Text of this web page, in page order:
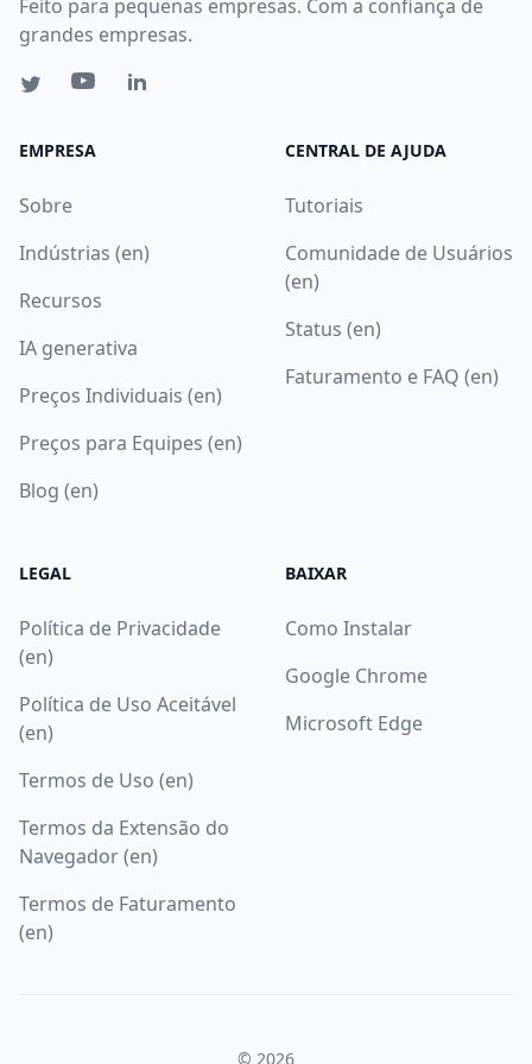
Feito para pequenas empresas. Com a confiança de
grandes empresas.
EMPRESA
Sobre
Indústrias (en)
Recursos
IA generativa
Preços Individuais (en)
Preços para Equipes (en)
Blog (en)
CENTRAL DE AJUDA
Tutoriais
Comunidade de Usuários
(en)
Status (en)
Faturamento e FAQ (en)
LEGAL
Política de Privacidade
(en)
Política de Uso Aceitável
(en)
Termos de Uso (en)
Termos da Extensão do
Navegador (en)
Termos de Faturamento
(en)
BAIXAR
Como Instalar
Google Chrome
Microsoft Edge
© 2026